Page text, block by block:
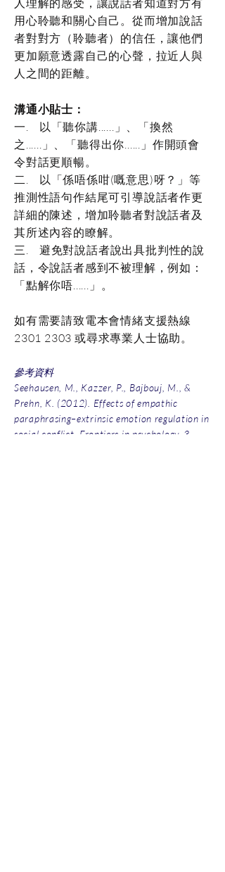
用心聆聽和關心自己。從而增加說話
者對對方（聆聽者）的信任，讓他們
更加願意透露自己的心聲，拉近人與
人之間的距離。
溝通小貼士：
一. 以「聽你講......」、「換然
之......」、「聽得出你......」作開頭會
令對話更順暢。
二. 以「係唔係咁(嘅意思)呀？」等
推測性語句作結尾可引導說話者作更
詳細的陳述，增加聆聽者對說話者及
其所述內容的瞭解。
三. 避免對說話者說出具批判性的說
話，令說話者感到不被理解，例如：
「點解你唔......」。
如有需要請致電本會情緒支援熱線
2301 2303 或尋求專業人士協助。
參考資料
Seehausen, M., Kazzer, P., Bajbouj, M., &
Prehn, K. (2012). Effects of empathic
paraphrasing–extrinsic emotion regulation in
social conflict. Frontiers in psychology, 3,